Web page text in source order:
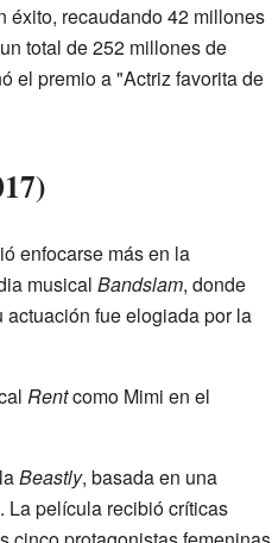
éxito, recaudando 42 millones
total de 252 millones de
el premio a "Actriz favorita de
enfocarse más en la
musical Bandslam, donde
fue elogiada por la
Rentcomo Mimi en el
Beastly, basada en una
La película recibió críticas